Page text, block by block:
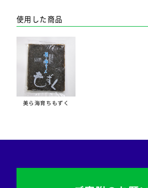
使用した商品
美ら海育ちもずく